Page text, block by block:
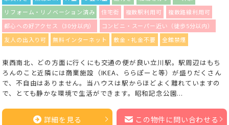
リフォーム・リノベーション済み
住宅街 複数駅利用可
複数路線利用可
都心への好アクセス（30分以内）
コンビニ・スーパー近い（徒歩5分以内）
友人の出入り可
無料インターネット 敷金・礼金不要 全館禁煙
東西南北、どの方面に行くにも交通の便が良い立川駅。駅周辺はもち
ろんのこと近隣には商業施設（IKEA、ららぽーと等）が盛りだくさん
で、不自由はありません。当ハウスは駅からほどよく離れていますの
で、とても静かな環境で生活ができます。昭和記念公園...
詳細を見る この物件に問い合わせる